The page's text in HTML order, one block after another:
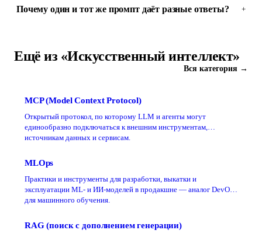
Почему один и тот же промпт даёт разные ответы? +
Ещё из «Искусственный интеллект»
Вся категория →
MCP (Model Context Protocol)
Открытый протокол, по которому LLM и агенты могут
единообразно подключаться к внешним инструментам,
источникам данных и сервисам.
MLOps
Практики и инструменты для разработки, выкатки и
эксплуатации ML- и ИИ-моделей в продакшне — аналог DevOps
для машинного обучения.
RAG (поиск с дополнением генерации)